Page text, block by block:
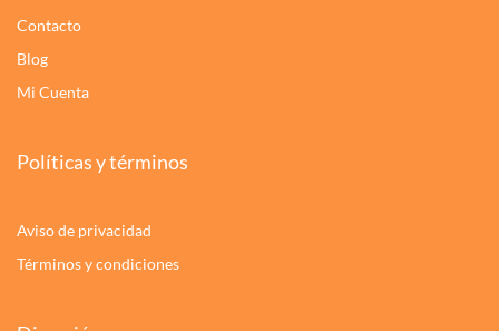
Contacto
Blog
Mi Cuenta
Políticas y términos
Aviso de privacidad
Términos y condiciones